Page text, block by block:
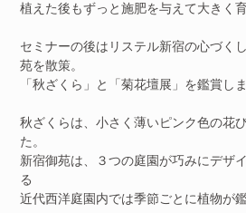
植えた後もずっと施肥を与えて大きく
セミナーの後はリステル新宿の心づく
苑を散策。
「秋ざくら」と「菊花壇展」を鑑賞しま
秋ざくらは、小さく薄いピンク色の花
た。
新宿御苑は、３つの庭園が巧みにデザ
る
近代西洋庭園内では季節ごとに植物が